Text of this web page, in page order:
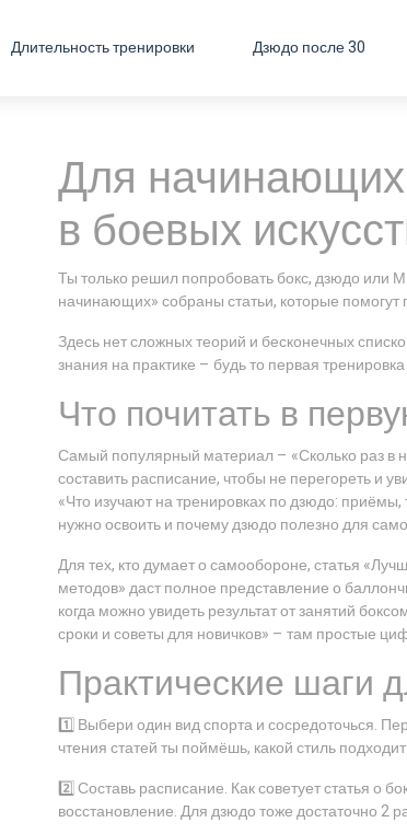
Длительность тренировки Дзюдо после 30
Для
в боевых
Ты только решил попробовать бокс, дзюдо
начинающих» собраны статьи, которые помогут
Здесь нет сложных теорий и бесконечных
знания на практике – будь то первая
Что почитать в
Самый популярный материал – «Сколько раз в
составить расписание, чтобы не перегореть и
«Что изучают на тренировках по дзюдо:
нужно освоить и почему дзюдо полезно для
Для тех, кто думает о самообороне, статья
методов» даст полное представление о
когда можно увидеть результат от занятий
сроки и советы для новичков» – там простые
Практические шаги
1️⃣ Выбери один вид спорта и сосредоточься.
чтения статей ты поймёшь, какой стиль
2️⃣ Составь расписание. Как советует статья о
восстановление. Для дзюдо тоже достаточно 2